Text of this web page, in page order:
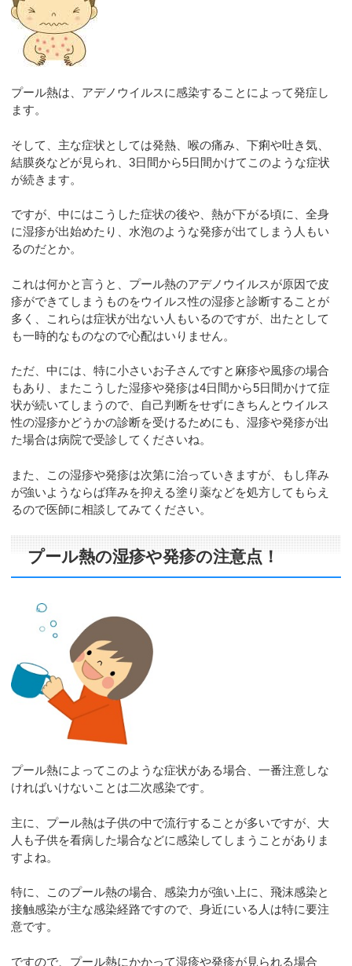
プール熱は、アデノウイルスに感染することによって発症し
ます。
そして、主な症状としては発熱、喉の痛み、下痢や吐き気、
結膜炎などが見られ、3日間から5日間かけてこのような症状
が続きます。
ですが、中にはこうした症状の後や、熱が下がる頃に、全身
に湿疹が出始めたり、水泡のような発疹が出てしまう人もい
るのだとか。
これは何かと言うと、プール熱のアデノウイルスが原因で皮
疹ができてしまうものをウイルス性の湿疹と診断することが
多く、これらは症状が出ない人もいるのですが、出たとして
も一時的なものなので心配はいりません。
ただ、中には、特に小さいお子さんですと麻疹や風疹の場合
もあり、またこうした湿疹や発疹は4日間から5日間かけて症
状が続いてしまうので、自己判断をせずにきちんとウイルス
性の湿疹かどうかの診断を受けるためにも、湿疹や発疹が出
た場合は病院で受診してくださいね。
また、この湿疹や発疹は次第に治っていきますが、もし痒み
が強いようならば痒みを抑える塗り薬などを処方してもらえ
るので医師に相談してみてください。
プール熱の湿疹や発疹の注意点！
プール熱によってこのような症状がある場合、一番注意しな
ければいけないことは二次感染です。
主に、プール熱は子供の中で流行することが多いですが、大
人も子供を看病した場合などに感染してしまうことがありま
すよね。
特に、このプール熱の場合、感染力が強い上に、飛沫感染と
接触感染が主な感染経路ですので、身近にいる人は特に要注
意です。
ですので、プール熱にかかって湿疹や発疹が見られる場合